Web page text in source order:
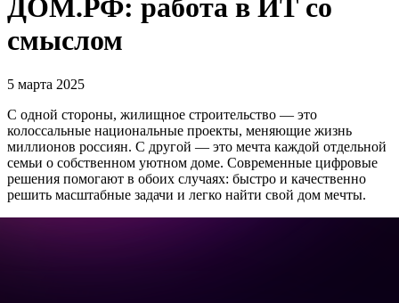
ДОМ.РФ: работа в ИТ со
смыслом
5 марта 2025
С одной стороны, жилищное строительство — это
колоссальные национальные проекты, меняющие жизнь
миллионов россиян. С другой — это мечта каждой отдельной
семьи о собственном уютном доме. Современные цифровые
решения помогают в обоих случаях: быстро и качественно
решить масштабные задачи и легко найти свой дом мечты.